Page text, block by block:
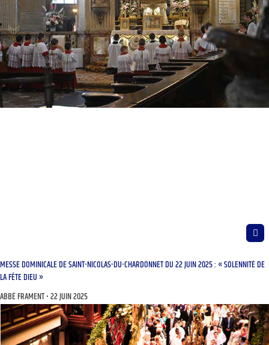
MESSE DOMINICALE DE SAINT-NICOLAS-DU-CHARDONNET DU 22 JUIN 2025 : « SOLENNITÉ DE
LA FÊTE DIEU »
ABBÉ FRAMENT 22 JUIN 2025